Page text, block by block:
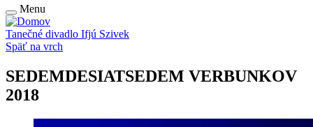
Menu
Tanečné divadlo Ifjú Szivek
Späť na vrch
SEDEMDESIATSEDEM VERBUNKOV
2018